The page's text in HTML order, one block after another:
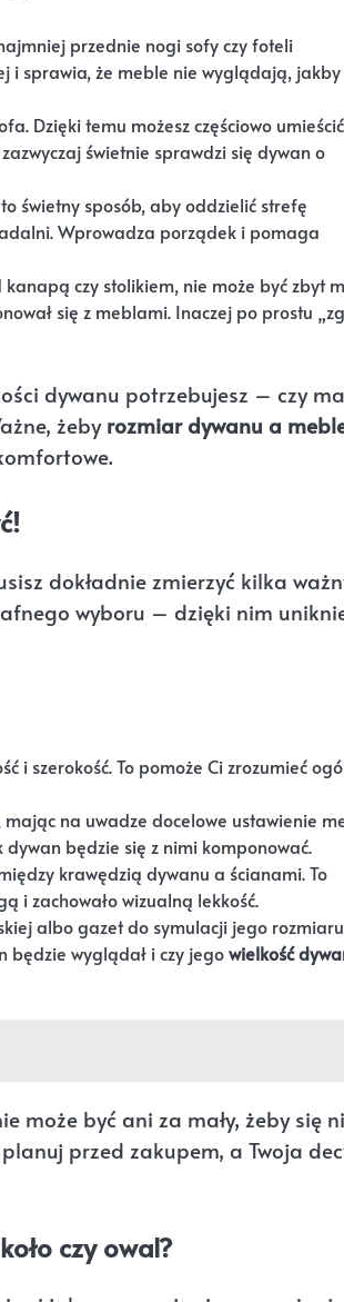
przednie nogi sofy czy foteli
i sprawia, że meble nie wyglądają, jakby
Dzięki temu możesz częściowo
świetnie sprawdzi się dywan o
świetny sposób, aby oddzielić strefę
Wprowadza porządek i pomaga
czy stolikiem, nie może być zbyt
się z meblami. Inaczej po prostu
dywanu potrzebujesz – czy ma
żebyrozmiar dywanu a
dokładnie zmierzyć kilka
wyboru – dzięki nim
i szerokość. To pomoże Ci zrozumieć
na uwadze docelowe ustawienie
będzie się z nimi komponować.
krawędzią dywanu a ścianami. To
i zachowało wizualną lekkość.
albo gazet do symulacji jego
będzie wyglądał i czy jegowielkość
może być ani za mały, żeby się
planuj przed zakupem, a Twoja
czy owal?